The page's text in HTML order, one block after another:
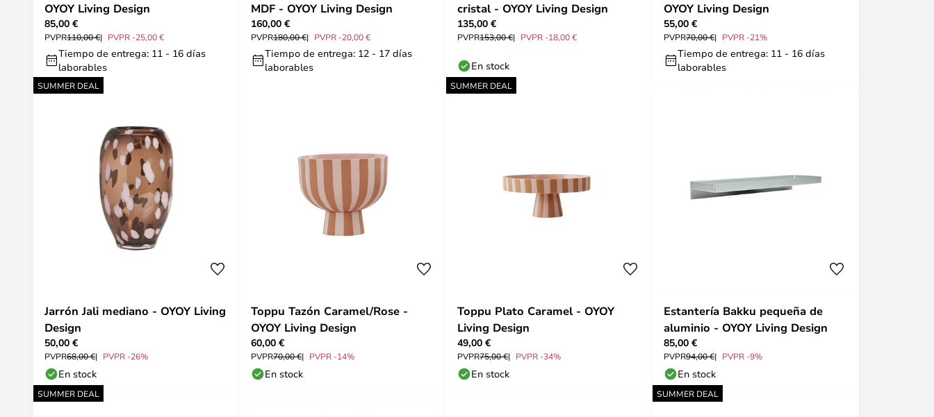
OYOY Living Design
85,00 €
PVPR110,00 € PVPR -25,00 €
Tiempo de entrega: 11 - 16 días
laborables
MDF - OYOY Living Design
160,00 €
PVPR180,00 € PVPR -20,00 €
Tiempo de entrega: 12 - 17 días
laborables
cristal - OYOY Living Design
135,00 €
PVPR153,00 € PVPR -18,00 €
En stock
OYOY Living Design
55,00 €
PVPR70,00 € PVPR -21%
Tiempo de entrega: 11 - 16 días
laborables
SUMMER DEAL
Jarrón Jali mediano - OYOY Living
Design
50,00 €
PVPR68,00 € PVPR -26%
En stock
Toppu Tazón Caramel/Rose -
OYOY Living Design
60,00 €
PVPR70,00 € PVPR -14%
En stock
SUMMER DEAL
Toppu Plato Caramel - OYOY
Living Design
49,00 €
PVPR75,00 € PVPR -34%
En stock
Estantería Bakku pequeña de
aluminio - OYOY Living Design
85,00 €
PVPR94,00 € PVPR -9%
En stock
SUMMER DEAL SUMMER DEAL